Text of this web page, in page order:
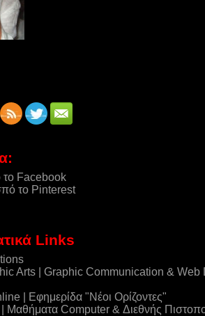
το Facebook
το Pinterest
Links
Arts | Graphic Communication & Web
| Εφημερίδα "Νέοι Ορίζοντες"
Μαθήματα Computer & Διεθνής